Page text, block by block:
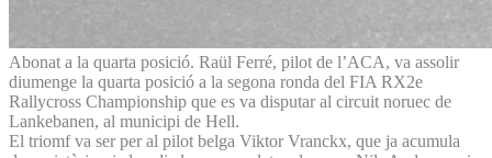
Abonat a la quarta posició. Raül Ferré, pilot de l’ACA, va assolir
diumenge la quarta posició a la segona ronda del FIA RX2e
Rallycross Championship que es va disputar al circuit noruec de
Lankebanen, al municipi de Hell.
El triomf va ser per al pilot belga Viktor Vranckx, que ja acumula